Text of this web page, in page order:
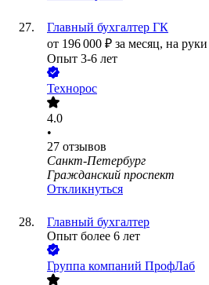
Главный бухгалтер ГК
от 196 000 ₽ за месяц, на руки
Опыт 3-6 лет
Технорос
4.0
•
27 отзывов
Санкт-Петербург
Гражданский проспект
Откликнуться
Главный бухгалтер
Опыт более 6 лет
Группа компаний ПрофЛаб